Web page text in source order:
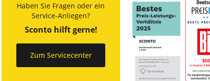
Haben Sie Fragen oder ein
Service-Anliegen?
Sconto hilft gerne!
Zum Servicecenter